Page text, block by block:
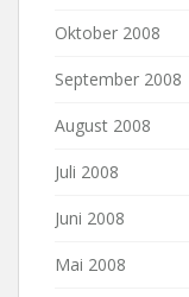
Oktober 2008
September 2008
August 2008
Juli 2008
Juni 2008
Mai 2008